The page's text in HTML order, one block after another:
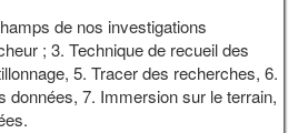
de nos investigations
; 3. Technique de recueil des
5. Tracer des recherches, 6.
données, 7. Immersion sur le terrain,